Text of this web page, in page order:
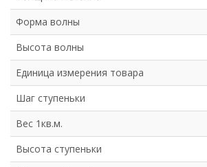
Форма волны
Высота волны
Единица измерения товара
Шаг ступеньки
Вес 1кв.м.
Высота ступеньки